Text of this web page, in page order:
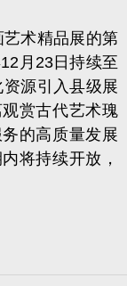
术精品展的第
月23日持续至
源引入县级展
赏古代艺术瑰
的高质量发展
将持续开放，